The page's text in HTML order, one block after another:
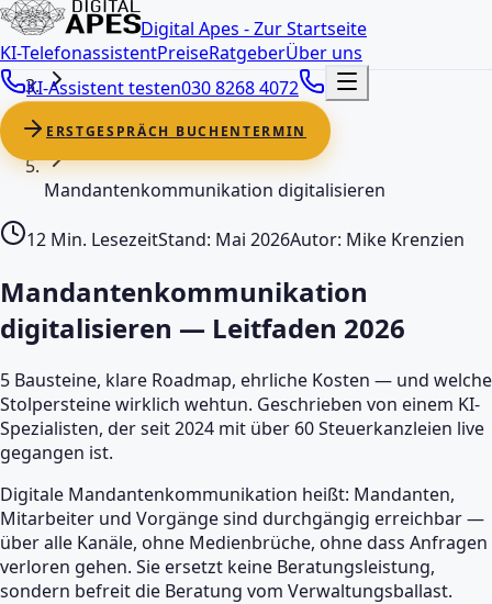
Digital Apes - Zur Startseite
KI-TelefonassistentPreiseRatgeberÜber uns
KI-Assistent testen030 8268 4072
ERSTGESPRÄCH BUCHENTERMIN
Startseite
Ratgeber
Mandantenkommunikation digitalisieren
12 Min. LesezeitStand: Mai 2026Autor: Mike Krenzien
Mandantenkommunikation
digitalisieren — Leitfaden 2026
5 Bausteine, klare Roadmap, ehrliche Kosten — und welche
Stolpersteine wirklich wehtun. Geschrieben von einem KI-
Spezialisten, der seit 2024 mit über 60 Steuerkanzleien live
gegangen ist.
Digitale Mandantenkommunikation heißt: Mandanten,
Mitarbeiter und Vorgänge sind durchgängig erreichbar —
über alle Kanäle, ohne Medienbrüche, ohne dass Anfragen
verloren gehen. Sie ersetzt keine Beratungsleistung,
sondern befreit die Beratung vom Verwaltungsballast.